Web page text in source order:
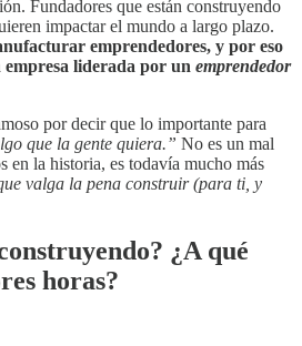
Fundadores que están construyendo
impactar el mundo a largo plazo.
emprendedores, y por eso
liderada por un emprendedor
por decir que lo importante para
que la gente quiera.” No es un mal
en la historia, es todavía mucho más
valga la pena construir (para ti, y
¿A qué
horas?